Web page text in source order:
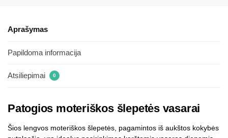
Aprašymas
Papildoma informacija
Atsiliepimai 0
Patogios moteriškos šlepetės vasarai
Šios lengvos moteriškos šlepetės, pagamintos iš aukštos kokybės